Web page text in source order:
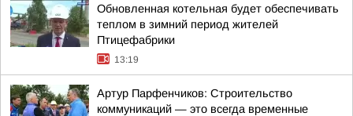
Обновленная котельная будет обеспечивать
теплом в зимний период жителей
Птицефабрики
13:19
Артур Парфенчиков: Строительство
коммуникаций — это всегда временные